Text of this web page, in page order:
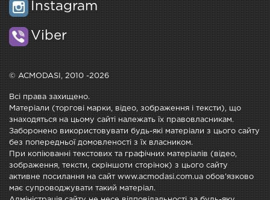
Instagram
Viber
© ACMODASI, 2010 -2026
Всі права захищено.
Матеріали (торгові марки, відео, зображення і тексти), що
знаходяться на цьому сайті належать їх правовласникам.
Заборонено використовувати будь-які матеріали з цього сайту
без попередньої домовленості з їх власником.
При копіюванні текстових та графічних матеріалів (відео,
зображення, тексти, скріншоти сторінок) з цього сайту
активне посилання на сайт www.acmodasi.com.ua обов'язково
має супроводжувати такий матеріал.